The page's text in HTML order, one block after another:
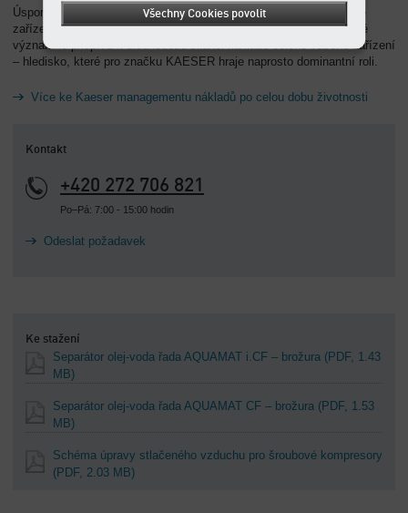
Úsporou kolem 90 % typických nákladů na likvidaci kondenzátu se
zařízení AQUAMAT nejen amortizuje v nejkratším čase, nýbrž také
významně přispívá k dlouhodobé bilanci nákladů celého vašeho zařízení
– hledisko, které pro značku KAESER hraje naprosto dominantní roli.
Více ke Kaeser managementu nákladů po celou dobu životnosti
Kontakt
+420 272 706 821
Po–Pá: 7:00 - 15:00 hodin
Odeslat požadavek
Ke stažení
Separátor olej-voda řada AQUAMAT i.CF – brožura (PDF, 1.43
MB)
Separátor olej-voda řada AQUAMAT CF – brožura (PDF, 1.53
MB)
Schéma úpravy stlačeného vzduchu pro šroubové kompresory
(PDF, 2.03 MB)
Všechny Cookies povolit